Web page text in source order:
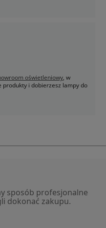
oświetleniowy, w
produkty i dobierzesz lampy do
sposób profesjonalne
dokonać zakupu.